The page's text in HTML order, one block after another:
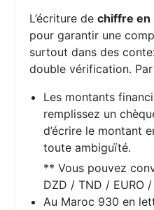
L’écriture dechiffre en
pour garantir une
surtout dans des
double vérification.
Les montants
remplissez un
d’écrire le montant
toute ambiguïté.
** Vous pouvez
DZD / TND / EURO /
Au Maroc 930 en